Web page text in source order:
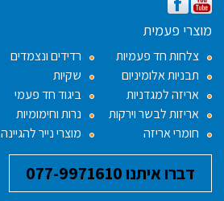
מוצרי פעמית
צלחות חד פעמיות
תבניות אלומיניום
אריזה למגדניות
אריזות לבשר וירקות
חומרי אריזה
רדידים ונצמדים
שקיות
ביגוד חד פעמי
נרות וחימומיות
מוצרי נייר להגיינה
דברו איתנו 077-9971610